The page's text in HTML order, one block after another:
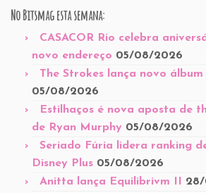
No Bitsmag esta semana:
CASACOR Rio celebra
novo endereço 05/08/2026
The Strokes lança novo
05/08/2026
Estilhaços é nova aposta de
de Ryan Murphy 05/08/2026
Seriado Fúria lidera ranking
Disney Plus 05/08/2026
Anitta lança Equilibrivm II